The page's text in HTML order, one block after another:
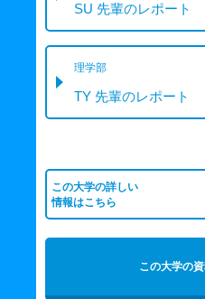
SU 先輩のレポート
理学部
TY 先輩のレポート
この大学の詳しい
情報はこちら
この大学の